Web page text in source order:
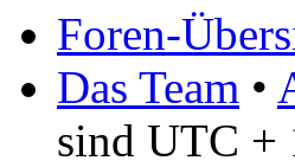
Foren-
Das Team •
sind UTC +